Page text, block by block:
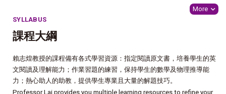
More
SYLLABUS
課程大綱
賴志煌教授的課程備有各式學習資源：指定閱讀原文書，培養學生的英
文閱讀及理解能力；作業習題的練習，保持學生的數學及物理推導能
力；熱心助人的助教，提供學生專業且大量的解題技巧。
Professor Lai provides you multiple learning resources to refine your